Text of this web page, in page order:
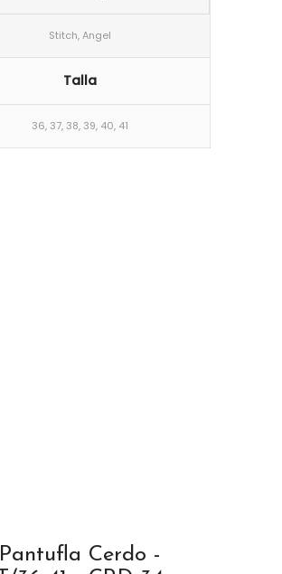
Stitch, Angel
Talla
36, 37, 38, 39, 40, 41
Pantufla Cerdo -